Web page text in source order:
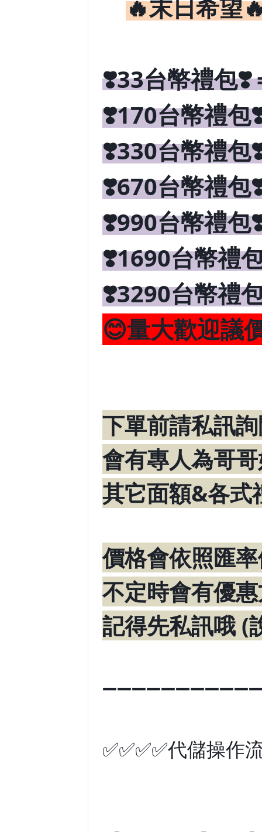
🔥末日希望
❣️33台幣禮包❣️
❣️170台幣禮包
❣️330台幣禮包
❣️670台幣禮包
❣️990台幣禮包
❣️1690台幣禮
❣️3290台幣禮
😊量大歡迎議
下單前請私訊
會有專人為哥
其它面額&各式
價格會依照匯
不定時會有優
記得先私訊哦 (
✅✅✅✅代儲操作